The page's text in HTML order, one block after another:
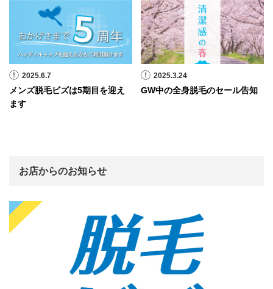
2025.6.7
メンズ脱毛ビズは5期目を迎え
ます
2025.3.24
GW中の全身脱毛のセール告知
お店からのお知らせ